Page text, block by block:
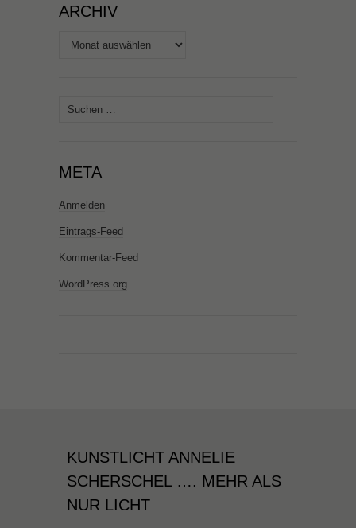
ARCHIV
Archiv
Suchen
META
Anmelden
Eintrags-Feed
Kommentar-Feed
WordPress.org
KUNSTLICHT ANNELIE
SCHERSCHEL …. MEHR ALS
NUR LICHT